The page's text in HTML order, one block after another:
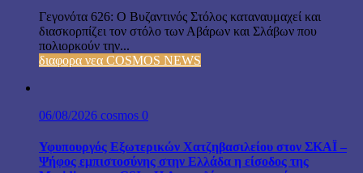
Γεγονότα 626: Ο Βυζαντινός Στόλος καταναυμαχεί και
διασκορπίζει τον στόλο των Αβάρων και Σλάβων που
πολιορκούν την...
διαφορα νεα COSMOS NEWS
06/08/2026 cosmos 0
Υφυπουργός Εξωτερικών Χατζηβασιλείου στον ΣΚΑΪ –
Ψήφος εμπιστοσύνης στην Ελλάδα η είσοδος της